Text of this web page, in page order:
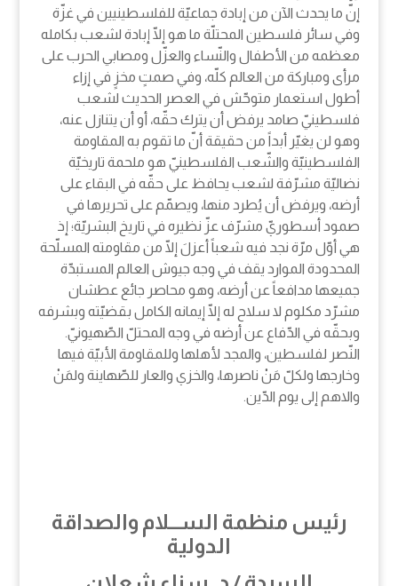
إنّ ما يحدث الآن من إبادة جماعيّة للفلسطينيين في غزّة
وفي سائر فلسطين المحتلّة ما هو إلّا إبادة لشعب بكامله
معظمه من الأطفال والنّساء والعزّل ومصابي الحرب على
مرأى ومباركة من العالم كلّه، وفي صمتٍ مخزٍ في إزاء
أطول استعمار متوحّش في العصر الحديث لشعب
فلسطينيّ صامد يرفض أن يترك حقّه، أو أن يتنازل عنه،
وهو لن يغيّر أبداً من حقيقة أنّ ما تقوم به المقاومة
الفلسطينيّة والشّعب الفلسطينيّ هو ملحمة تاريخيّة
نضاليّة مشرّفة لشعب يحافظ على حقّه في البقاء على
أرضه، ويرفض أن يُطرد منها، ويصمّم على تحريرها في
صمود أسطوريّ مشرّف عزّ نظيره في تاريخ البشريّة؛ إذ
هي أوّل مرّة نجد فيه شعباً أعزلَ إلّا من مقاومته المسلّحة
المحدودة الموارد يقف في وجه جيوش العالم المستبدّة
جميعها مدافعاً عن أرضه، وهو محاصر جائع عطشان
مشرّد مكلوم لا سلاح له إلّا إيمانه الكامل بقضيّته وبشرفه
وبحقّه في الدّفاع عن أرضه في وجه المحتلّ الصّهيونيّ.
النّصر لفلسطين، والمجد لأهلها وللمقاومة الأبيّة فيها
وخارجها ولكلّ مَنْ ناصرها، والخزي والعار للصّهاينة ولمَنْ
والاهم إلى يوم الدّين.
رئيس منظمة الســـلام والصداقة
الدولية